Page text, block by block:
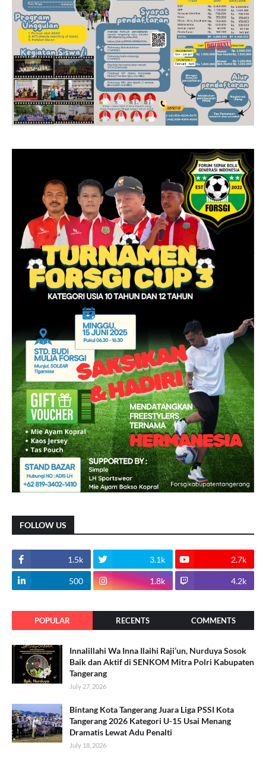
FOLLOW US
1.5k 3.1k 2.7k
500 1.8k 4.2k
POPULAR RECENTS COMMENTS
Innalillahi Wa Inna Ilaihi Raji’un, Nurduya Sosok
Baik dan Aktif di SENKOM Mitra Polri Kabupaten
Tangerang
July 27, 2026
Bintang Kota Tangerang Juara Liga PSSI Kota
Tangerang 2026 Kategori U-15 Usai Menang
Dramatis Lewat Adu Penalti
July 18, 2026